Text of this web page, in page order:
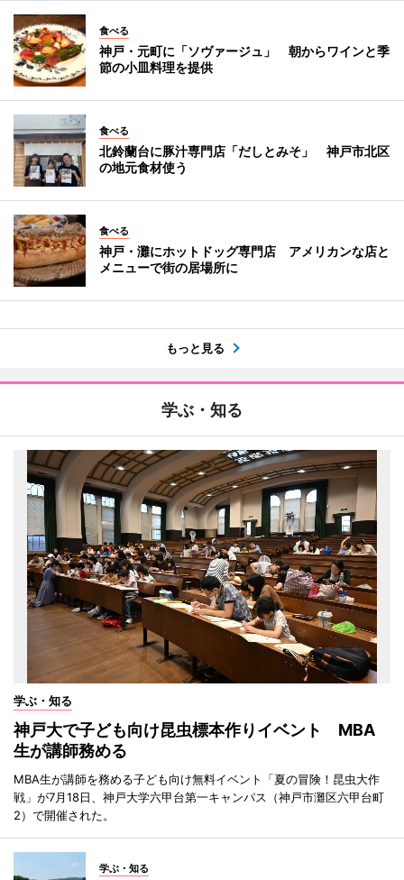
食べる
神戸・元町に「ソヴァージュ」 朝からワインと季
節の小皿料理を提供
食べる
北鈴蘭台に豚汁専門店「だしとみそ」 神戸市北区
の地元食材使う
食べる
神戸・灘にホットドッグ専門店 アメリカンな店と
メニューで街の居場所に
もっと見る
学ぶ・知る
学ぶ・知る
神戸大で子ども向け昆虫標本作りイベント MBA
生が講師務める
MBA生が講師を務める子ども向け無料イベント「夏の冒険！昆虫大作
戦」が7月18日、神戸大学六甲台第一キャンパス（神戸市灘区六甲台町
2）で開催された。
学ぶ・知る